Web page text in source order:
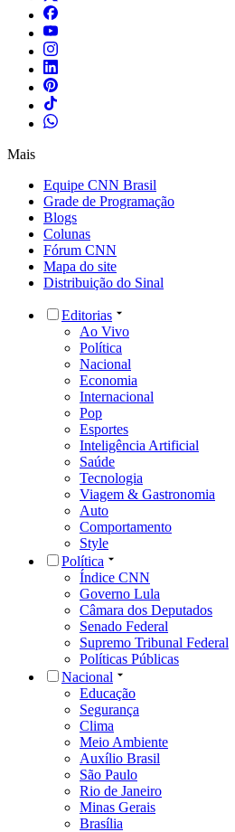
Mais
Equipe CNN Brasil
Grade de Programação
Blogs
Colunas
Fórum CNN
Mapa do site
Distribuição do Sinal
Editorias
Ao Vivo
Política
Nacional
Economia
Internacional
Pop
Esportes
Inteligência Artificial
Saúde
Tecnologia
Viagem & Gastronomia
Auto
Comportamento
Style
Política
Índice CNN
Governo Lula
Câmara dos Deputados
Senado Federal
Supremo Tribunal Federal
Políticas Públicas
Nacional
Educação
Segurança
Clima
Meio Ambiente
Auxílio Brasil
São Paulo
Rio de Janeiro
Minas Gerais
Brasília